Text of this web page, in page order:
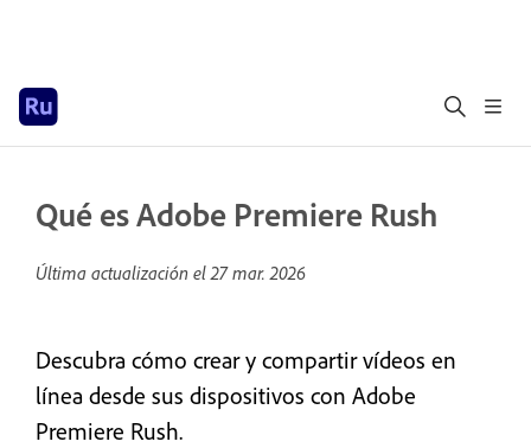
Qué es Adobe Premiere Rush
Última actualización el27 mar. 2026
Descubra cómo crear y compartir vídeos en
línea desde sus dispositivos con Adobe
Premiere Rush.